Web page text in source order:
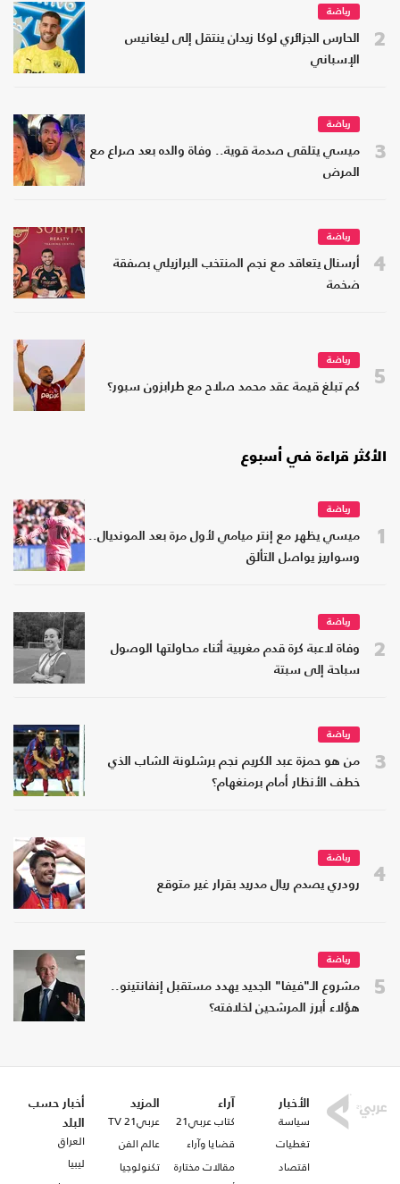
2
رياضة
الحارس الجزائري لوكا زيدان ينتقل إلى ليغانيس
الإسباني
3
رياضة
ميسي يتلقى صدمة قوية.. وفاة والده بعد صراع مع
المرض
4
رياضة
أرسنال يتعاقد مع نجم المنتخب البرازيلي بصفقة
ضخمة
5
رياضة
كم تبلغ قيمة عقد محمد صلاح مع طرابزون سبور؟
الأكثر قراءة في أسبوع
1
رياضة
ميسي يظهر مع إنتر ميامي لأول مرة بعد المونديال..
وسواريز يواصل التألق
2
رياضة
وفاة لاعبة كرة قدم مغربية أثناء محاولتها الوصول
سباحة إلى سبتة
3
رياضة
من هو حمزة عبد الكريم نجم برشلونة الشاب الذي
خطف الأنظار أمام برمنغهام؟
4
رياضة
رودري يصدم ريال مدريد بقرار غير متوقع
5
رياضة
مشروع الـ"فيفا" الجديد يهدد مستقبل إنفانتينو..
هؤلاء أبرز المرشحين لخلافته؟
الأخبار
سياسة
تغطيات
اقتصاد
آراء
كتاب عربي21
قضايا وآراء
مقالات مختارة
المزيد
عربي21 TV
عالم الفن
تكنولوجيا
أخبار حسب
البلد
العراق
ليبيا